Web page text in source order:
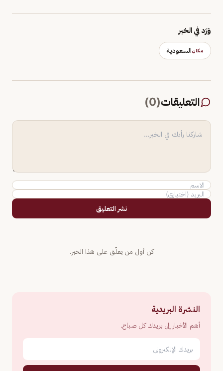
وَرَد في الخبر
مكانالسعودية
التعليقات(
0
)
نشر التعليق
كن أول من يعلّق على هذا الخبر.
النشرة البريدية
أهم الأخبار إلى بريدك كل صباح.